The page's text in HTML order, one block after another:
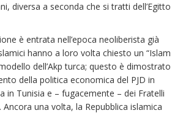
diversa a seconda che si tratti dell’Egitto
è entrata nell’epoca neoliberista già
hanno a loro volta chiesto un “Islam
dell’Akp turca; questo è dimostrato
della politica economica del PJD in
in Tunisia e – fugacemente – dei Fratelli
una volta, la Repubblica islamica